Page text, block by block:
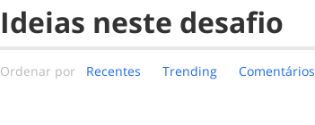
Ideias neste desafio
Ordenar por Recentes Trending Comentários